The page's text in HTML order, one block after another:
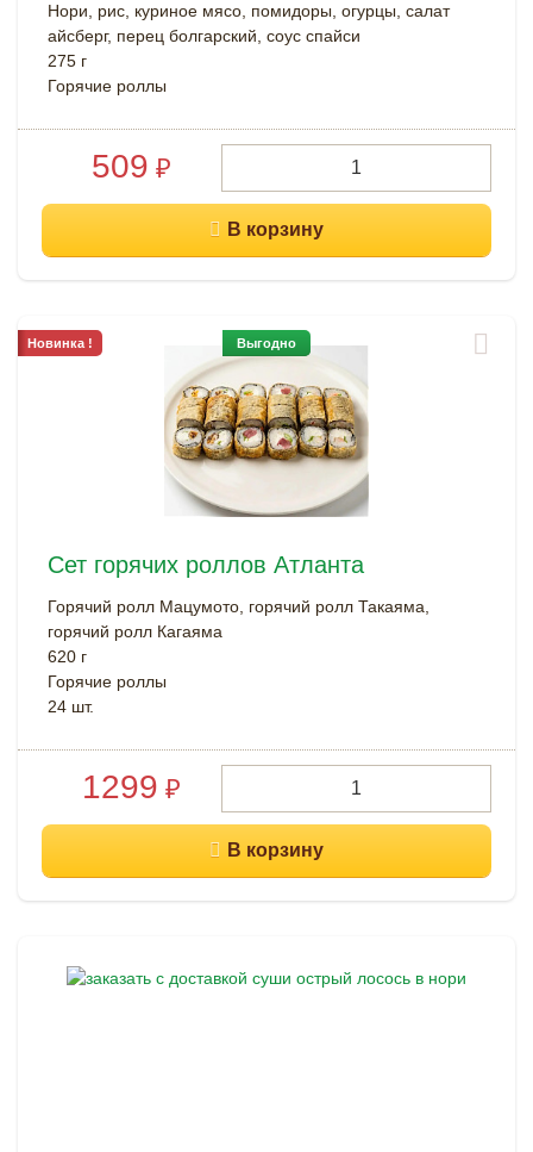
Нори, рис, куриное мясо, помидоры, огурцы, салат
айсберг, перец болгарский, соус спайси
275 г
Горячие роллы
509 ₽
Сет горячих роллов Атланта
Горячий ролл Мацумото, горячий ролл Такаяма,
горячий ролл Кагаяма
620 г
Горячие роллы
24 шт.
1299 ₽
Новинка ! Выгодно